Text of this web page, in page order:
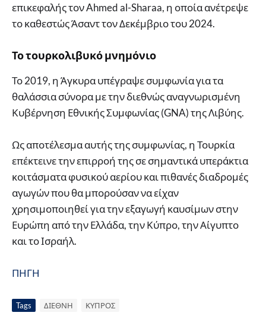
επικεφαλής τον Ahmed al-Sharaa, η οποία ανέτρεψε
το καθεστώς Άσαντ τον Δεκέμβριο του 2024.
Το τουρκολιβυκό μνημόνιο
Το 2019, η Άγκυρα υπέγραψε συμφωνία για τα
θαλάσσια σύνορα με την διεθνώς αναγνωρισμένη
Κυβέρνηση Εθνικής Συμφωνίας (GNA) της Λιβύης.
Ως αποτέλεσμα αυτής της συμφωνίας, η Τουρκία
επέκτεινε την επιρροή της σε σημαντικά υπεράκτια
κοιτάσματα φυσικού αερίου και πιθανές διαδρομές
αγωγών που θα μπορούσαν να είχαν
χρησιμοποιηθεί για την εξαγωγή καυσίμων στην
Ευρώπη από την Ελλάδα, την Κύπρο, την Αίγυπτο
και το Ισραήλ.
ΠΗΓΗ
Tags ΔΙΕΘΝΗ ΚΥΠΡΟΣ